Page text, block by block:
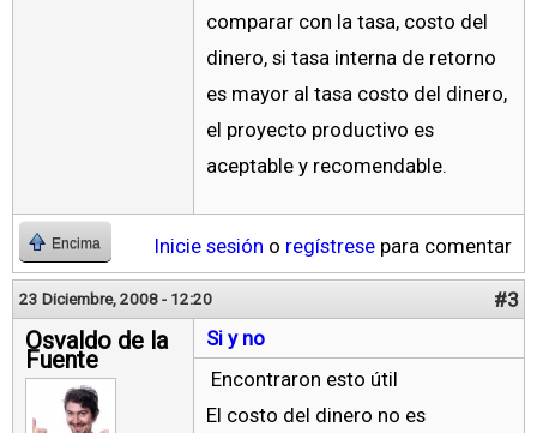
comparar con la tasa, costo del
dinero, si tasa interna de retorno
es mayor al tasa costo del dinero,
el proyecto productivo es
aceptable y recomendable.
Encima Inicie sesión o regístrese para comentar
23 Diciembre, 2008 - 12:20 #3
Osvaldo de la
Fuente
Si y no
Encontraron esto útil
El costo del dinero no es